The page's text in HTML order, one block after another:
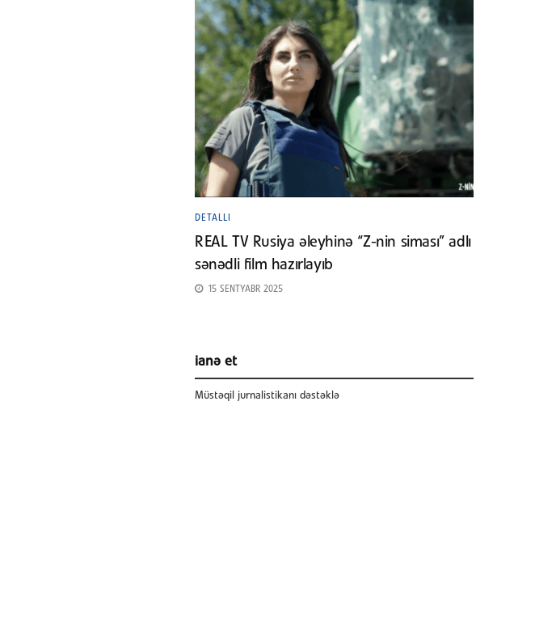
DETALLI
REAL TV Rusiya əleyhinə “Z-nin siması” adlı
sənədli film hazırlayıb
15 SENTYABR 2025
ianə et
Müstəqil jurnalistikanı dəstəklə